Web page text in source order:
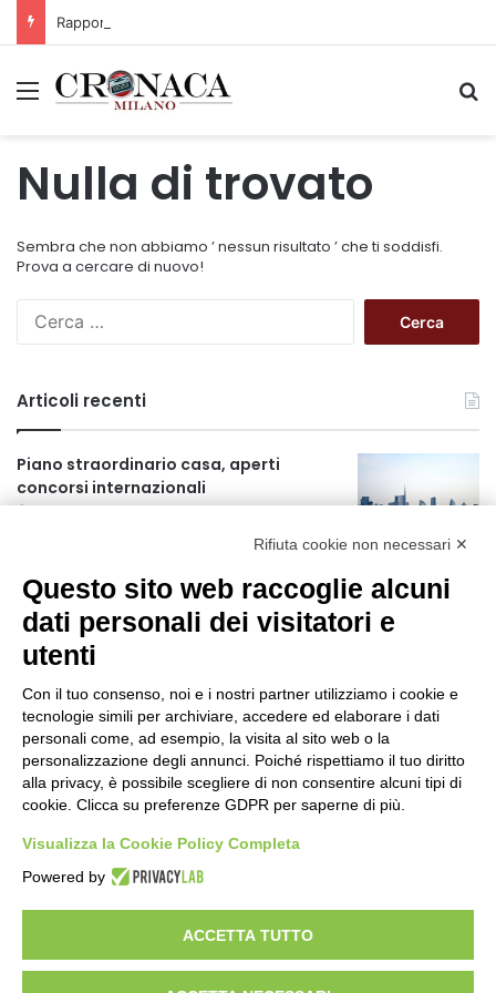
Rapporto OsMed 2025 sull’uso dei farmaci in Italia
Menu
Nulla di trovato
Sembra che non abbiamo ’ nessun risultato ’ che ti soddisfi.
Prova a cercare di nuovo!
c
a
e
:
Articoli recenti
Piano straordinario casa, aperti
concorsi internazionali
farmaci in Italia
8 ore fa
Un nuovo modello di IA stima il volume
dei ghiacciai del pianeta
10 ore fa
Manutenzione strade, nel biennio
2026-27 investiti 56 milioni
1 giorno fa
Il codice segreto dei neuroni: la
memoria della nascita che costruisce il
cervello
Rifiuta cookie non necessari ✕
Questo sito web raccoglie alcuni
dati personali dei visitatori e
utenti
Con il tuo consenso, noi e i nostri partner utilizziamo i cookie e
tecnologie simili per archiviare, accedere ed elaborare i dati
personali come, ad esempio, la visita al sito web o la
personalizzazione degli annunci. Poiché rispettiamo il tuo diritto
alla privacy, è possibile scegliere di non consentire alcuni tipi di
cookie. Clicca su preferenze GDPR per saperne di più.
Visualizza la Cookie Policy Completa
Powered by
ACCETTA TUTTO